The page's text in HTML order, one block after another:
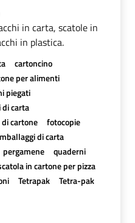
in carta, scatole in
in plastica.
cartoncino
per alimenti
piegati
carta
cartone
fotocopie
di carta
pergamene
quaderni
in cartone per pizza
Tetrapak Tetra-pak